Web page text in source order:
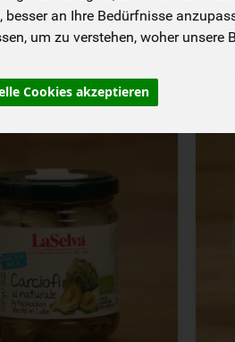
an Ihre Bedürfnisse
um zu verstehen, woher unsere
Cookies akzeptieren
4,99€